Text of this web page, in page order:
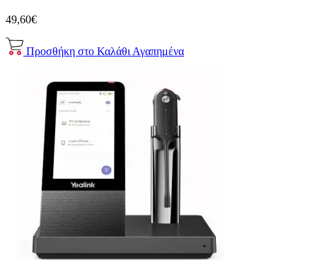
49,60€
Προσθήκη στο Καλάθι Αγαπημένα